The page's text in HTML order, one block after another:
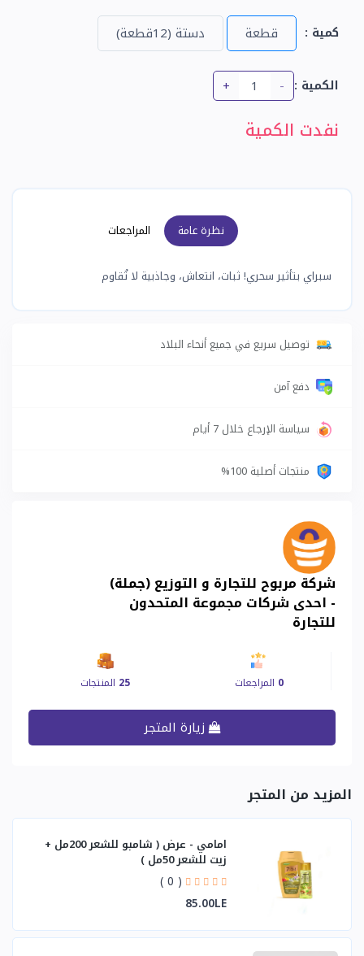
كمية : قطعة دستة (12قطعة)
الكمية : -
+
نفدت الكمية
نظرة عامة المراجعات
سبراي بتأثير سحري! ثبات، انتعاش، وجاذبية لا تُقاوم
توصيل سريع في جميع أنحاء البلاد
دفع آمن
سياسة الإرجاع خلال 7 أيام
منتجات أصلية 100%
شركة مربوح للتجارة و التوزيع (جملة)
- احدى شركات مجموعة المتحدون
للتجارة
0 المراجعات 25 المنتجات
زيارة المتجر
المزيد من المتجر
امامي - عرض ( شامبو للشعر 200مل +
زيت للشعر 50مل )
( 0 )
85.00LE